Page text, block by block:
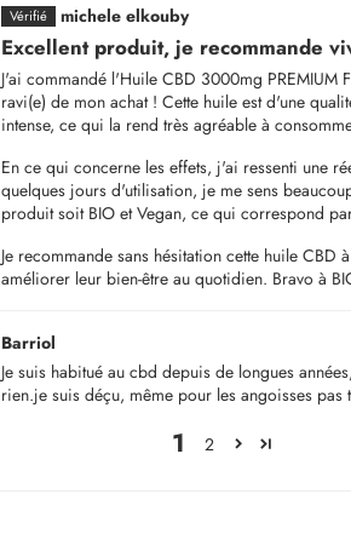
michele elkouby
Excellent produit, je recommande
J'ai commandé l'Huile CBD 3000mg PREMIUM
ravi(e) de mon achat ! Cette huile est d'une
intense, ce qui la rend très agréable à
En ce qui concerne les effets, j'ai ressenti une
quelques jours d'utilisation, je me sens
produit soit BIO et Vegan, ce qui correspond
Je recommande sans hésitation cette huile
améliorer leur bien-être au quotidien. Bravo à
Barriol
Je suis habitué au cbd depuis de longues
rien.je suis déçu, même pour les angoisses
1 2